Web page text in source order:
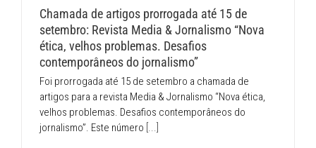
Chamada de artigos prorrogada até 15 de
setembro: Revista Media & Jornalismo “Nova
ética, velhos problemas. Desafios
contemporâneos do jornalismo”
Foi prorrogada até 15 de setembro a chamada de
artigos para a revista Media & Jornalismo “Nova ética,
velhos problemas. Desafios contemporâneos do
jornalismo”. Este número [...]